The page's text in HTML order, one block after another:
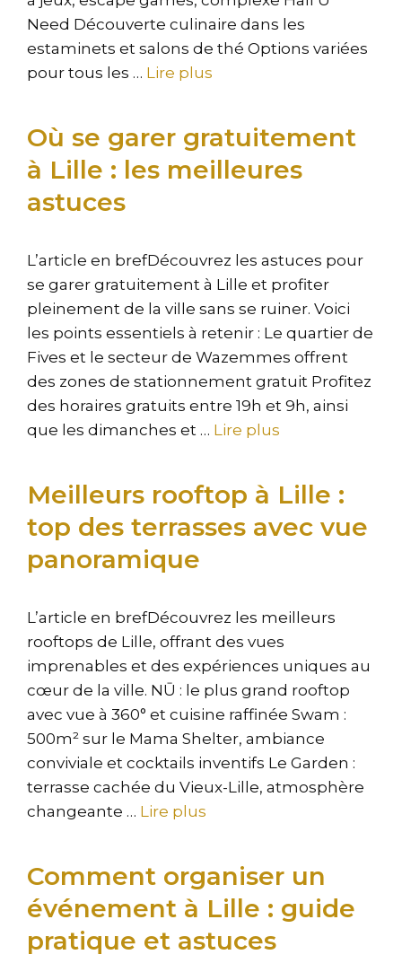
Need Découverte culinaire dans les
estaminets et salons de thé Options variées
pour tous les … Lire plus
Où se garer gratuitement
à Lille : les meilleures
astuces
L’article en brefDécouvrez les astuces pour
se garer gratuitement à Lille et profiter
pleinement de la ville sans se ruiner. Voici
les points essentiels à retenir : Le quartier de
Fives et le secteur de Wazemmes offrent
des zones de stationnement gratuit Profitez
des horaires gratuits entre 19h et 9h, ainsi
que les dimanches et … Lire plus
Meilleurs rooftop à Lille :
top des terrasses avec vue
panoramique
L’article en brefDécouvrez les meilleurs
rooftops de Lille, offrant des vues
imprenables et des expériences uniques au
cœur de la ville. NŪ : le plus grand rooftop
avec vue à 360° et cuisine raffinée Swam :
500m² sur le Mama Shelter, ambiance
conviviale et cocktails inventifs Le Garden :
terrasse cachée du Vieux-Lille, atmosphère
changeante … Lire plus
Comment organiser un
événement à Lille : guide
pratique et astuces